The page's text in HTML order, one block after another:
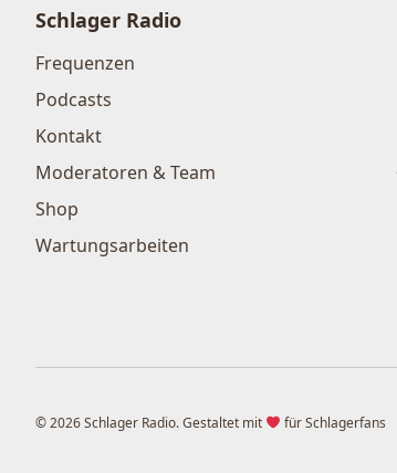
Schlager Radio
Frequenzen
Podcasts
Kontakt
Moderatoren & Team
Shop
Wartungsarbeiten
© 2026 Schlager Radio. Gestaltet mit für Schlagerfans